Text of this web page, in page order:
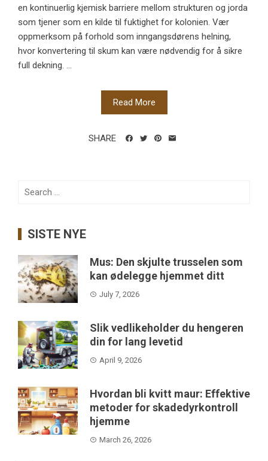
en kontinuerlig kjemisk barriere mellom strukturen og jorda
som tjener som en kilde til fuktighet for kolonien. Vær
oppmerksom på forhold som inngangsdørens helning,
hvor konvertering til skum kan være nødvendig for å sikre
full dekning. ...
Read More
SHARE
Search
SISTE NYE
Mus: Den skjulte trusselen som
kan ødelegge hjemmet ditt
July 7, 2026
Slik vedlikeholder du hengeren
din for lang levetid
April 9, 2026
Hvordan bli kvitt maur: Effektive
metoder for skadedyrkontroll
hjemme
March 26, 2026